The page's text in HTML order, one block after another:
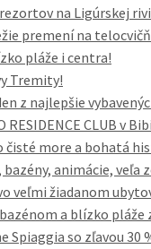
na Ligúrskej
premení na
pláže i centra!
Tremity!
z najlepšie
CLUB v
more a bohatá
animácie, veľa
veľmi žiadanom
a blízko pláže
Spiaggia so zľavou 30